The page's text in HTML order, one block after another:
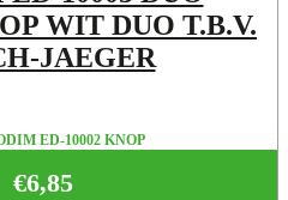
WIT DUO T.B.V.
JAEGER
ED-10002 KNOP
€6,85